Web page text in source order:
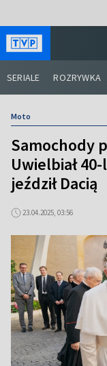
SERIALE ROZRYWKA
Moto
Samochody
Uwielbiał
jeździł Dacią
23.04.2025, 03:56